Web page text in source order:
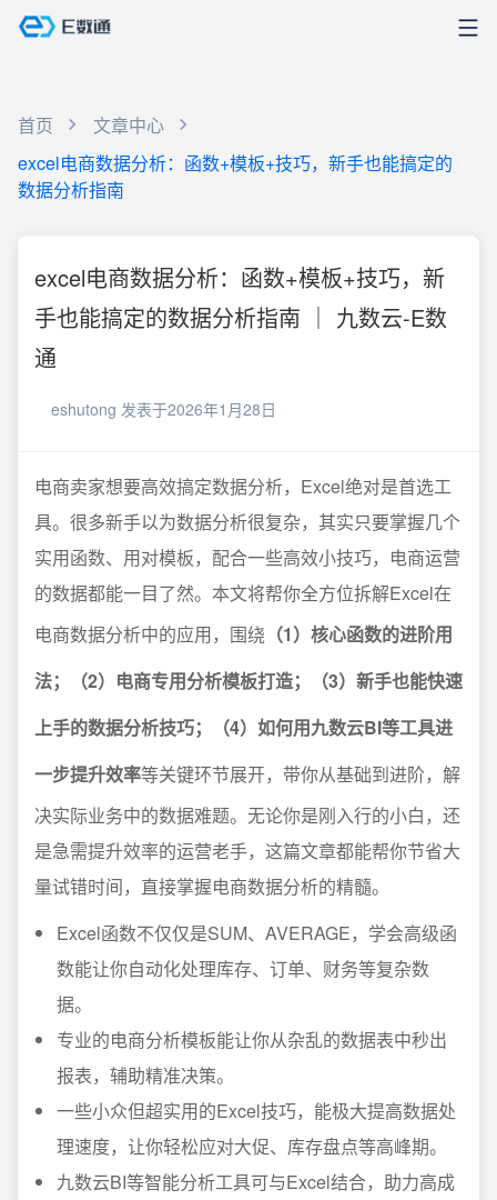
首页
文章中心
excel电商数据分析：函数+模板+技巧，新手也能搞定的
数据分析指南
excel电商数据分析：函数+模板+技巧，新
手也能搞定的数据分析指南 ｜ 九数云-E数
通
eshutong 发表于2026年1月28日
电商卖家想要高效搞定数据分析，Excel绝对是首选工
具。很多新手以为数据分析很复杂，其实只要掌握几个
实用函数、用对模板，配合一些高效小技巧，电商运营
的数据都能一目了然。本文将帮你全方位拆解Excel在
电商数据分析中的应用，围绕 （1）核心函数的进阶用
法；（2）电商专用分析模板打造；（3）新手也能快速
上手的数据分析技巧；（4）如何用九数云BI等工具进
一步提升效率等关键环节展开，带你从基础到进阶，解
决实际业务中的数据难题。无论你是刚入行的小白，还
是急需提升效率的运营老手，这篇文章都能帮你节省大
量试错时间，直接掌握电商数据分析的精髓。
Excel函数不仅仅是SUM、AVERAGE，学会高级函
数能让你自动化处理库存、订单、财务等复杂数
据。
专业的电商分析模板能让你从杂乱的数据表中秒出
报表，辅助精准决策。
一些小众但超实用的Excel技巧，能极大提高数据处
理速度，让你轻松应对大促、库存盘点等高峰期。
九数云BI等智能分析工具可与Excel结合，助力高成